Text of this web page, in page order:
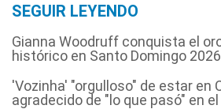
SEGUIR LEYENDO
Gianna Woodruff conquista el
histórico en Santo Domingo 2026
'Vozinha' "orgulloso" de estar en
agradecido de "lo que pasó" en el